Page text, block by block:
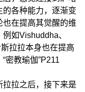
各种能力，逐渐变
在提高其觉醒的维
如Vishuddha、
拉拉本身也在提高
密教瑜伽”P211
拉之后，接下来是